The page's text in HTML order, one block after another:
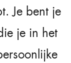
Je bent je
je in het